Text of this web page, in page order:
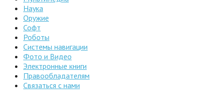
Наука
Оружие
Софт
Роботы
Системы навигации
Фото и Видео
Электронные книги
Правообладателям
Связаться с нами